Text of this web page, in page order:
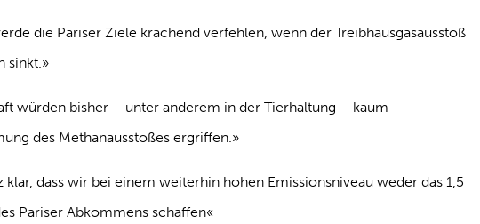
die Pariser Ziele krachend verfehlen, wenn der Treibhausgasausstoß
sinkt.»
würden bisher – unter anderem in der Tierhaltung – kaum
des Methanausstoßes ergriffen.»
klar, dass wir bei einem weiterhin hohen Emissionsniveau weder das 1,5
Pariser Abkommens schaffen«